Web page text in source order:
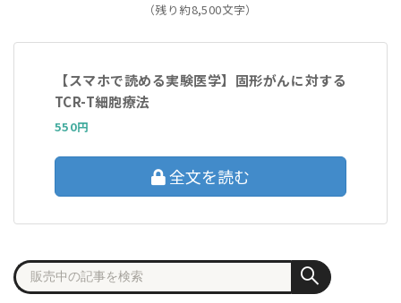
（残り約8,500文字）
【スマホで読める実験医学】固形がんに対する
TCR-T細胞療法
550円
全文を読む